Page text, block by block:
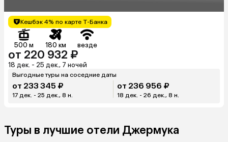
Кешбэк 4% по карте Т-Банка
500 м 180 км везде
от 220 932 ₽
18 дек. - 25 дек., 7 ночей
Выгодные туры на соседние даты
от 233 345 ₽
17 дек. - 25 дек., 8 н.
от 236 956 ₽
18 дек. - 26 дек., 8 н.
Туры в лучшие отели Джермука